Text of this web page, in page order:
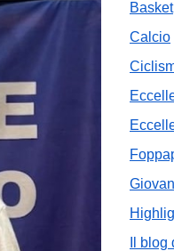
Basket
Calcio
Il